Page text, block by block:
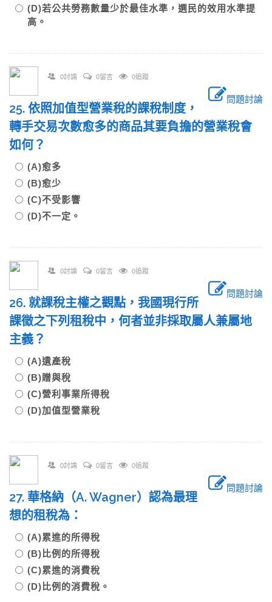
(D)若公共勞務數量少於最佳水準，選民的效用水準提
高。
0討論 0留言 0追蹤
問題討論
25. 依照加值型營業稅的課稅制度，
轉手交易次數愈多的商品其要負擔的營業稅會
如何？
(A)愈多
(B)愈少
(C)不受影響
(D)不一定。
0討論 0留言 0追蹤
問題討論
26. 就課稅主權之觀點，我國現行所
課徵之下列租稅中，何者並非採取屬人兼屬地
主義？
(A)遺產稅
(B)贈與稅
(C)營利事業所得稅
(D)加值型營業稅
0討論 0留言 0追蹤
問題討論
27. 華格納（A. Wagner）認為最理
想的租稅為：
(A)累進的所得稅
(B)比例的所得稅
(C)累進的消費稅
(D)比例的消費稅。